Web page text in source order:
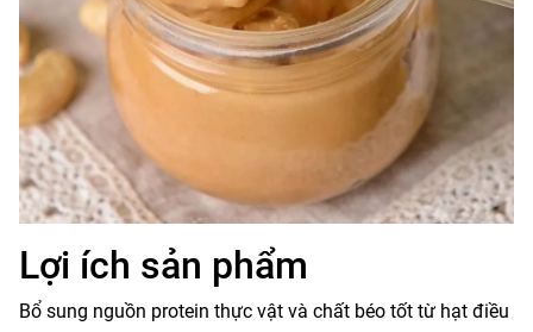
Lợi ích sản phẩm
Bổ sung nguồn protein thực vật và chất béo tốt từ hạt điều